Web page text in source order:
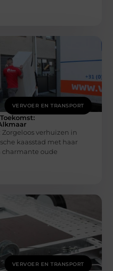
VERVOER EN TRANSPORT
verhuizen in
kaasstad met haar
charmante oude
VERVOER EN TRANSPORT